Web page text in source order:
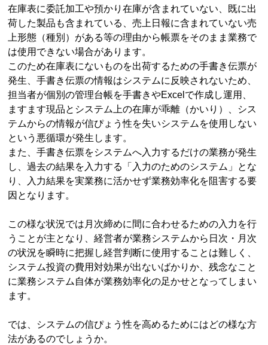
在庫表に委託加工や預かり在庫が含まれていない、既に出
荷した製品も含まれている、売上日報に含まれていない売
上形態（種別）がある等の理由から帳票をそのまま業務で
は使用できない場合があります。
このため在庫表にないものを出荷するための手書き伝票が
発生、手書き伝票の情報はシステムに反映されないため、
担当者が個別の管理台帳を手書きやExcelで作成し運用、
ますます現品とシステム上の在庫が乖離（かいり）、シス
テムからの情報が信ぴょう性を失いシステムを使用しない
という悪循環が発生します。
また、手書き伝票をシステムへ入力するだけの業務が発生
し、過去の結果を入力する「入力のためのシステム」とな
り、入力結果を実業務に活かせず業務効率化を阻害する要
因となります。
この様な状況では月次締めに間に合わせるための入力を行
うことが主となり、経営者が業務システムから日次・月次
の状況を瞬時に把握し経営判断に使用することは難しく、
システム投資の費用対効果が出ないばかりか、残念なこと
に業務システム自体が業務効率化の足かせとなってしまい
ます。
では、システムの信ぴょう性を高めるためにはどの様な方
法があるのでしょうか。